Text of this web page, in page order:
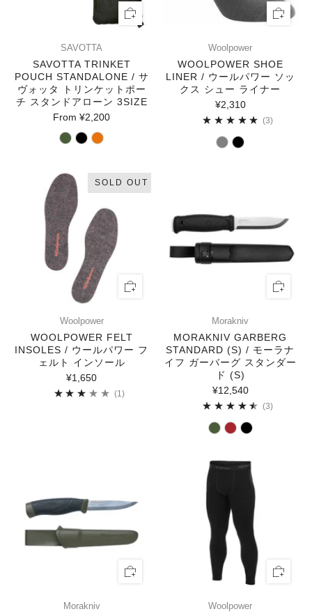
SAVOTTA
SAVOTTA TRINKET
POUCH STANDALONE / サ
ヴォッタ トリンケットポー
チ スタンドアローン 3SIZE
From¥2,200
Woolpower
WOOLPOWER SHOE
LINER / ウールパワー ソッ
クス シュー ライナー
¥2,310
(3)3
SOLD OUT
Woolpower
WOOLPOWER FELT
INSOLES / ウールパワー フ
ェルト インソール
¥1,650
(1)1
Morakniv
MORAKNIV GARBERG
STANDARD (S) / モーラナ
イフ ガーバーグ スタンダー
ド (S)
¥12,540
(3)3
Morakniv Woolpower